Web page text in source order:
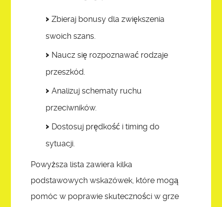
Zbieraj bonusy dla zwiększenia
swoich szans.
Naucz się rozpoznawać rodzaje
przeszkód.
Analizuj schematy ruchu
przeciwników.
Dostosuj prędkość i timing do
sytuacji.
Powyższa lista zawiera kilka
podstawowych wskazówek, które mogą
pomóc w poprawie skuteczności w grze